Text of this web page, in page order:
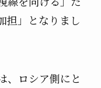
担」となりまし
、ロシア側にと